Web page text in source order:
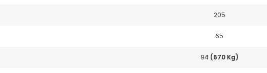
205
65
94 (670 Kg)